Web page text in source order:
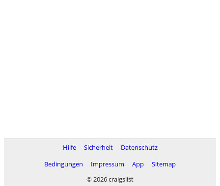
Hilfe Sicherheit
Datenschutz
Bedingungen
Impressum App
Sitemap
© 2026 craigslist